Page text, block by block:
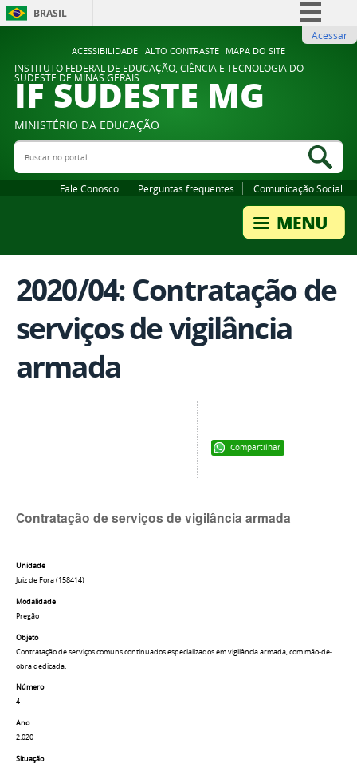
ACESSIBILIDADE ALTO CONTRASTE MAPA DO SITE
BRASIL
Comunica BR
Participe
Legislação
Acessar
INSTITUTO FEDERAL DE EDUCAÇÃO, CIÊNCIA E TECNOLOGIA DO
SUDESTE DE MINAS GERAIS
IF SUDESTE MG
MINISTÉRIO DA EDUCAÇÃO
Buscar no portal
Fale Conosco Perguntas frequentes Comunicação Social
2020/04: Contratação de
serviços de vigilância
armada
Compartilhar
Contratação de serviços de vigilância armada
Unidade
Juiz de Fora (158414)
Modalidade
Pregão
Objeto
Contratação de serviços comuns continuados especializados em vigilância armada, com mão-de-
obra dedicada.
Número
4
Ano
2.020
Situação